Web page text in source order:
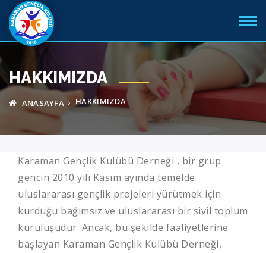
HAKKIMIZDA
ANASAYFA HAKKIMIZDA
Karaman Gençlik Kulübü Derneği , bir grup
gencin 2010 yılı Kasım ayında temelde
uluslararası gençlik projeleri yürütmek için
kurduğu bağımsız ve uluslararası bir sivil toplum
kuruluşudur. Ancak, bu şekilde faaliyetlerine
başlayan Karaman Gençlik Kulübü Derneği,